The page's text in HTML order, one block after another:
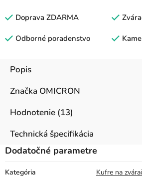
Doprava ZDARMA
Odborné poradenstvo
Popis
Značka OMICRON
Hodnotenie (13)
Technická špecifikácia
Dodatočné parametre
Kategória Kufre na